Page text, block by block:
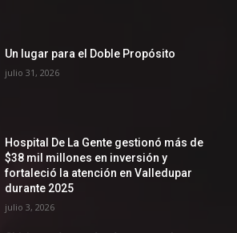
Un lugar para el Doble Propósito
julio 31, 2026
Hospital De La Gente gestionó más de
$38 mil millones en inversión y
fortaleció la atención en Valledupar
durante 2025
julio 3, 2026